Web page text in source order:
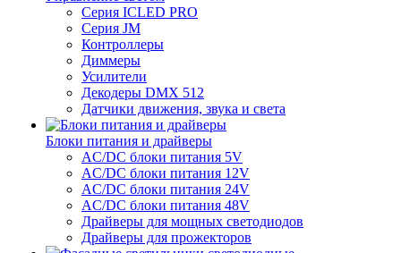
Серия ICLED PRO
Серия JM
Контроллеры
Диммеры
Усилители
Декодеры DMX 512
Датчики движения, звука и света
Блоки питания и драйверы
AC/DC блоки питания 5V
AC/DC блоки питания 12V
AC/DC блоки питания 24V
AC/DC блоки питания 48V
Драйверы для мощных светодиодов
Драйверы для прожекторов